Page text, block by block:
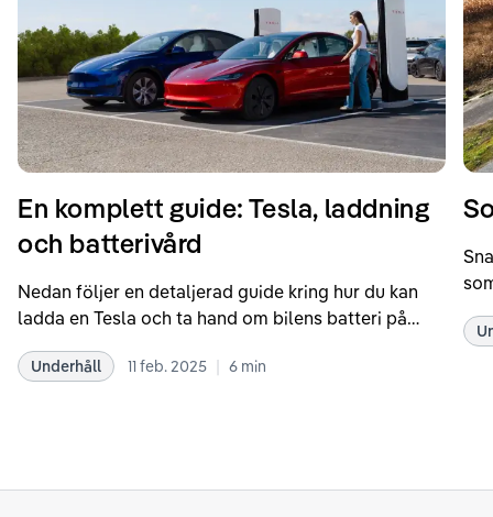
En komplett guide: Tesla, laddning
och batterivård
Nedan följer en detaljerad guide kring hur du kan
ladda en Tesla och ta hand om bilens batteri på
rekommendationer samt våra egna erfarenheter
Underhåll 11 feb. 2025 | 6 min
att